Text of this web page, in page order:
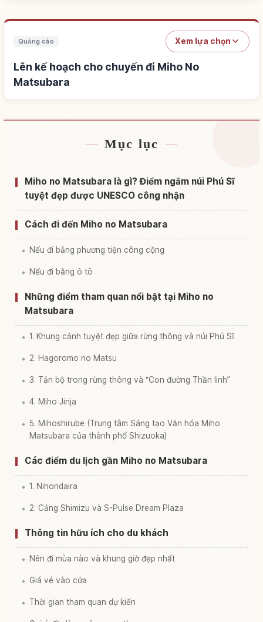
Quảng cáo Xem lựa chọn
Lên kế hoạch cho chuyến đi Miho No
Matsubara
Tìm chỗ ở gần Miho No Matsubara
Tìm trải nghiệm tại Miho No Matsubara↗
Mục lục
Miho no Matsubara là gì? Điểm ngắm núi Phú Sĩ
tuyệt đẹp được UNESCO công nhận
Cách đi đến Miho no Matsubara
Nếu đi bằng phương tiện công cộng
Nếu đi bằng ô tô
Những điểm tham quan nổi bật tại Miho no
Matsubara
1. Khung cảnh tuyệt đẹp giữa rừng thông và núi Phú Sĩ
2. Hagoromo no Matsu
3. Tản bộ trong rừng thông và “Con đường Thần linh”
4. Miho Jinja
5. Mihoshirube (Trung tâm Sáng tạo Văn hóa Miho
Matsubara của thành phố Shizuoka)
Các điểm du lịch gần Miho no Matsubara
1. Nihondaira
2. Cảng Shimizu và S-Pulse Dream Plaza
Thông tin hữu ích cho du khách
Nên đi mùa nào và khung giờ đẹp nhất
Giá vé vào cửa
Thời gian tham quan dự kiến